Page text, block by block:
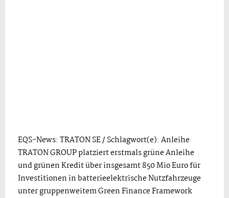
EQS-News: TRATON SE / Schlagwort(e): Anleihe
TRATON GROUP platziert erstmals grüne Anleihe
und grünen Kredit über insgesamt 850 Mio Euro für
Investitionen in batterieelektrische Nutzfahrzeuge
unter gruppenweitem Green Finance Framework